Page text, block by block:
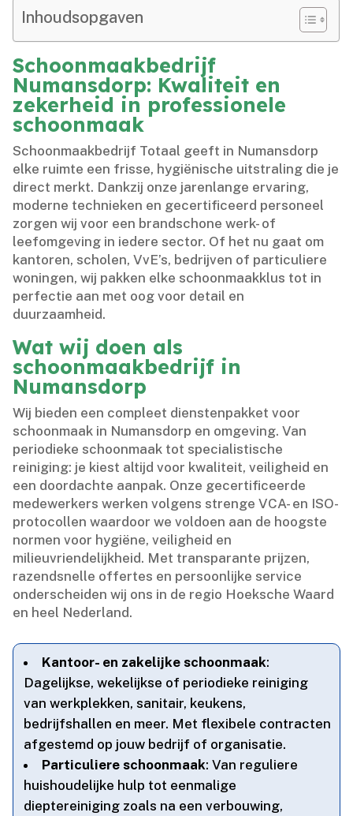
Inhoudsopgaven
Schoonmaakbedrijf
Numansdorp: Kwaliteit en
zekerheid in professionele
schoonmaak
Schoonmaakbedrijf Totaal geeft in Numansdorp
elke ruimte een frisse, hygiënische uitstraling die je
direct merkt.​ Dankzij onze jarenlange ervaring,
moderne technieken en gecertificeerd personeel
zorgen wij voor een brandschone werk- of
leefomgeving in iedere sector.​ Of het nu gaat om
kantoren, scholen, VvE’s, bedrijven of particuliere
woningen, wij pakken elke schoonmaakklus tot in
perfectie aan met oog voor detail en
duurzaamheid.​
Wat wij doen als
schoonmaakbedrijf in
Numansdorp
Wij bieden een compleet dienstenpakket voor
schoonmaak in Numansdorp en omgeving.​ Van
periodieke schoonmaak tot specialistische
reiniging: je kiest altijd voor kwaliteit, veiligheid en
een doordachte aanpak.​ Onze gecertificeerde
medewerkers werken volgens strenge VCA- en ISO-
protocollen waardoor we voldoen aan de hoogste
normen voor hygiëne, veiligheid en
milieuvriendelijkheid.​ Met transparante prijzen,
razendsnelle offertes en persoonlijke service
onderscheiden wij ons in de regio Hoeksche Waard
en heel Nederland.​
Kantoor- en zakelijke schoonmaak:
Dagelijkse, wekelijkse of periodieke reiniging
van werkplekken, sanitair, keukens,
bedrijfshallen en meer.​ Met flexibele contracten
afgestemd op jouw bedrijf of organisatie.​
Particuliere schoonmaak: Van reguliere
huishoudelijke hulp tot eenmalige
dieptereiniging zoals na een verbouwing,